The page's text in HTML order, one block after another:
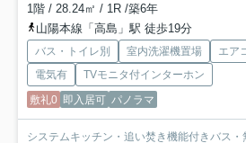
1階 / 28.24㎡ / 1R /築6年
山陽本線「高島」駅 徒歩19分
バス・トイレ別 室内洗濯機置場 エア
電気有
TVモニタ付インターホン
敷礼0 即入居可 パノラマ
システムキッチン・追い焚き機能付きバス